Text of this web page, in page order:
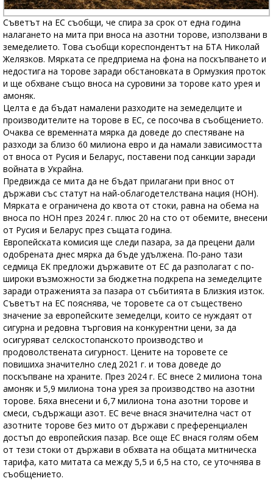
Съветът на ЕС съобщи, че спира за срок от една година
налагането на мита при вноса на азотни торове, използвани в
земеделието. Това съобщи кореспондентът на БТА Николай
Желязков. Мярката се предприема на фона на поскъпването и
недостига на торове заради обстановката в Ормузкия проток
и ще обхване също вноса на суровини за торове като урея и
амоняк.
Целта е да бъдат намалени разходите на земеделците и
производителите на торове в ЕС, се посочва в съобщението.
Очаква се временната мярка да доведе до спестяване на
разходи за близо 60 милиона евро и да намали зависимостта
от вноса от Русия и Беларус, поставени под санкции заради
войната в Украйна.
Предвижда се мита да не бъдат прилагани при внос от
държави със статут на най-облагодетелствана нация (НОН).
Мярката е ограничена до квота от стоки, равна на обема на
вноса по НОН през 2024 г. плюс 20 на сто от обемите, внесени
от Русия и Беларус през същата година.
Европейската комисия ще следи пазара, за да прецени дали
одобрената днес мярка да бъде удължена. По-рано тази
седмица ЕК предложи държавите от ЕС да разполагат с по-
широки възможности за бюджетна подкрепа на земеделците
заради отраженията за пазара от събитията в Близкия изток.
Съветът на ЕС пояснява, че торовете са от съществено
значение за европейските земеделци, които се нуждаят от
сигурна и редовна търговия на конкурентни цени, за да
осигуряват селскостопанското производство и
продоволствената сигурност. Цените на торовете се
повишиха значително след 2021 г. и това доведе до
поскъпване на храните. През 2024 г. ЕС внесе 2 милиона тона
амоняк и 5,9 милиона тона урея за производство на азотни
торове. Бяха внесени и 6,7 милиона тона азотни торове и
смеси, съдържащи азот. ЕС вече внася значителна част от
азотните торове без мито от държави с преференциален
достъп до европейския пазар. Все още ЕС внася голям обем
от тези стоки от държави в обхвата на общата митническа
тарифа, като митата са между 5,5 и 6,5 на сто, се уточнява в
съобщението.